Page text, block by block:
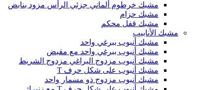
مشبك خرطوم ألماني جزئي الرأس مزود بنابض
مشبك حزام
مشبك قفل محكم
مشبك الأنابيب
مشبك أنبوب ببرغي واحد
مشبك أنبوب ببرغي واحد مع مقبض
مشبك أنبوب مزدوج البراغي مزدوج الشريط
مشبك أنبوب على شكل حرف T
مشبك أنبوب مزدوج ذو مسمار واحد